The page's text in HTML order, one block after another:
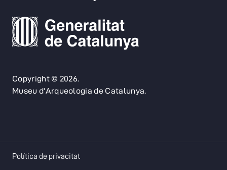
Copyright © 2026.
Museu d'Arqueologia de Catalunya.
Política de privacitatopens in a new tab